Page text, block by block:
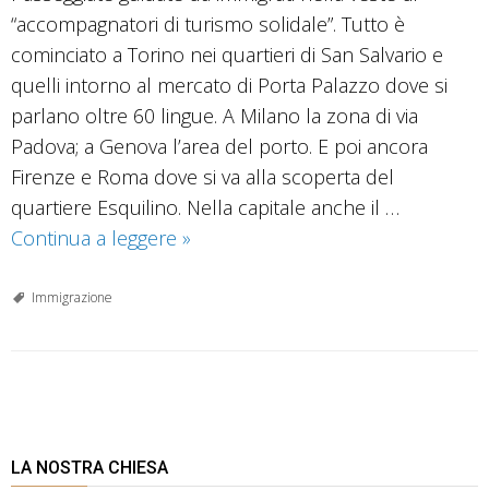
“accompagnatori di turismo solidale”. Tutto è
cominciato a Torino nei quartieri di San Salvario e
quelli intorno al mercato di Porta Palazzo dove si
parlano oltre 60 lingue. A Milano la zona di via
Padova; a Genova l’area del porto. E poi ancora
Firenze e Roma dove si va alla scoperta del
quartiere Esquilino. Nella capitale anche il …
Continua a leggere Immigrati
»
Immigrazione
s
t
LA NOSTRA CHIESA